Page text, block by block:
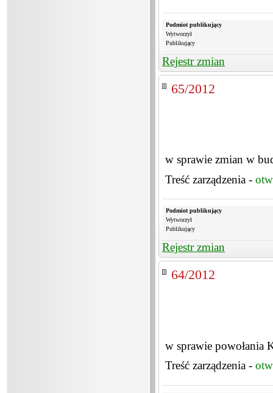
Podmiot publikujący
Wytworzył
Publikujący
Rejestr zmian
65/2012
w sprawie zmian w
Treść zarządzenia -
Podmiot publikujący
Wytworzył
Publikujący
Rejestr zmian
64/2012
w sprawie powołania
Treść zarządzenia -